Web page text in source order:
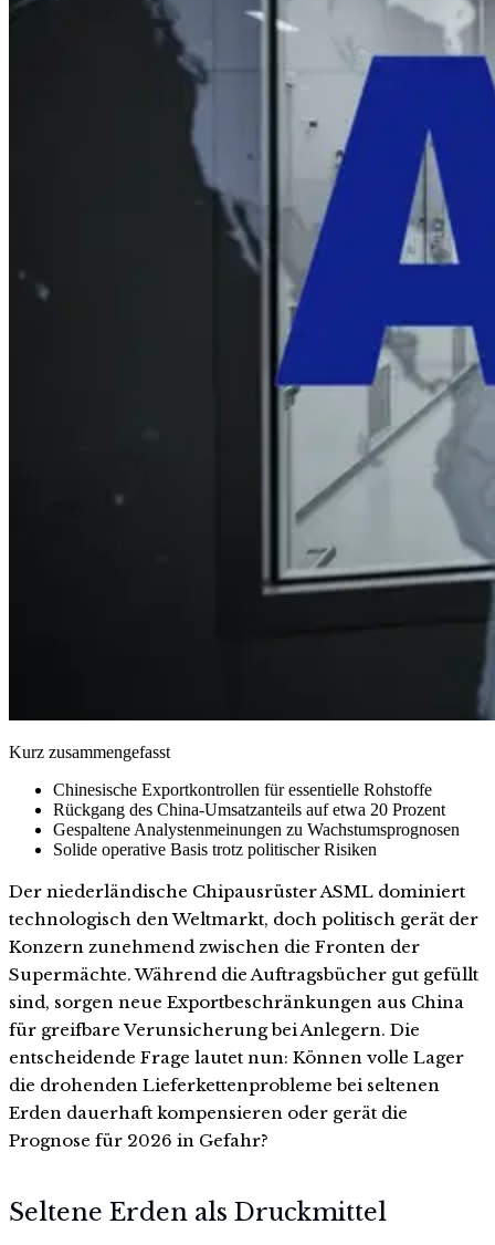
Kurz zusammengefasst
Chinesische Exportkontrollen für essentielle Rohstoffe
Rückgang des China-Umsatzanteils auf etwa 20 Prozent
Gespaltene Analystenmeinungen zu Wachstumsprognosen
Solide operative Basis trotz politischer Risiken
Der niederländische Chipausrüster ASML dominiert
technologisch den Weltmarkt, doch politisch gerät der
Konzern zunehmend zwischen die Fronten der
Supermächte. Während die Auftragsbücher gut gefüllt
sind, sorgen neue Exportbeschränkungen aus China
für greifbare Verunsicherung bei Anlegern. Die
entscheidende Frage lautet nun: Können volle Lager
die drohenden Lieferkettenprobleme bei seltenen
Erden dauerhaft kompensieren oder gerät die
Prognose für 2026 in Gefahr?
Seltene Erden als Druckmittel